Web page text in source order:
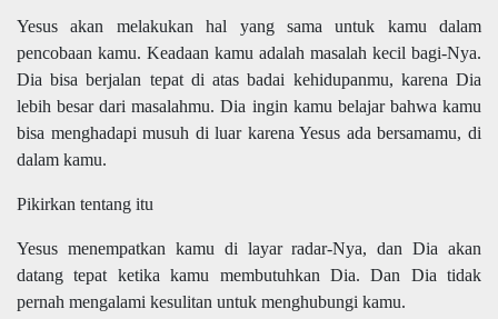
Yesus akan melakukan hal yang sama untuk kamu dalam
pencobaan kamu. Keadaan kamu adalah masalah kecil bagi-Nya.
Dia bisa berjalan tepat di atas badai kehidupanmu, karena Dia
lebih besar dari masalahmu. Dia ingin kamu belajar bahwakamu
bisa menghadapi musuh di luar karena Yesus ada bersamamu, di
dalam kamu.
Pikirkan tentang itu
Yesus menempatkan kamu di layar radar-Nya, dan Dia akan
datang tepat ketika kamu membutuhkan Dia. Dan Dia tidak
pernah mengalami kesulitan untuk menghubungi kamu.